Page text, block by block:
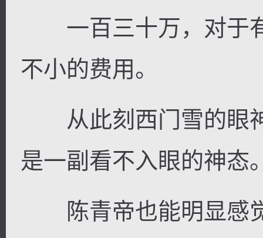
一百三十万，对于
不小的费用。
从此刻西门雪的眼
是一副看不入眼的神态
陈青帝也能明显感